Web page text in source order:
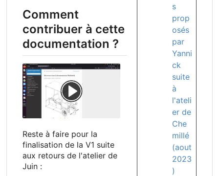
s
prop
osés
par
Yanni
ck
suite
à
l'ateli
er de
Che
millé
(aout
2023
)
Comment
contribuer à cette
documentation ?
Reste à faire pour la
finalisation de la V1 suite
aux retours de l'atelier de
Juin :